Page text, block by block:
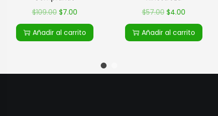
$109.00 $7.00
Añadir al carrito
$57.00 $4.00
Añadir al carrito